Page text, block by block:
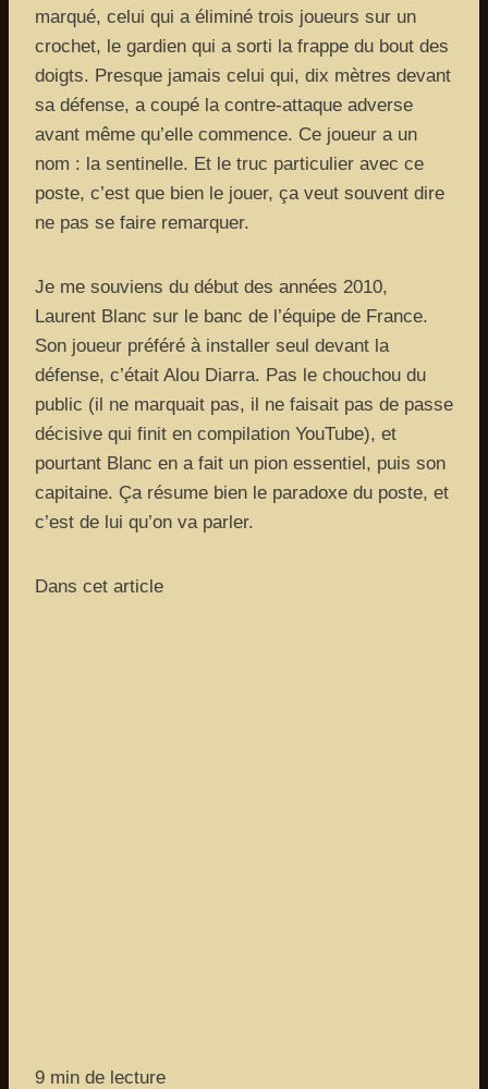
marqué, celui qui a éliminé trois joueurs sur un
crochet, le gardien qui a sorti la frappe du bout des
doigts. Presque jamais celui qui, dix mètres devant
sa défense, a coupé la contre-attaque adverse
avant même qu’elle commence. Ce joueur a un
nom : la sentinelle. Et le truc particulier avec ce
poste, c’est que bien le jouer, ça veut souvent dire
ne pas se faire remarquer.
Je me souviens du début des années 2010,
Laurent Blanc sur le banc de l’équipe de France.
Son joueur préféré à installer seul devant la
défense, c’était Alou Diarra. Pas le chouchou du
public (il ne marquait pas, il ne faisait pas de passe
décisive qui finit en compilation YouTube), et
pourtant Blanc en a fait un pion essentiel, puis son
capitaine. Ça résume bien le paradoxe du poste, et
c’est de lui qu’on va parler.
Dans cet article
9 min de lecture